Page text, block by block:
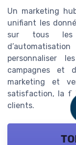
Un marketing
unifiant les
sur tous les
personnaliser
campagnes et
marketing et
satisfaction, la
clients.